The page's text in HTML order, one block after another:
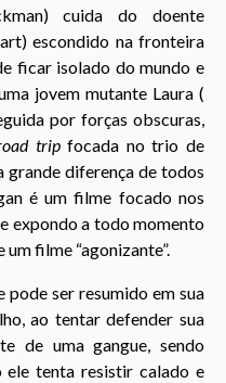
cuida do doente
escondido na fronteira
ficar isolado do mundo e
jovem mutante Laura (
por forças obscuras,
tripfocada no trio de
grande diferença de todos
é um filme focado nos
expondo a todo momento
filme “agonizante”.
pode ser resumido em sua
ao tentar defender sua
de uma gangue, sendo
ele tenta resistir calado e